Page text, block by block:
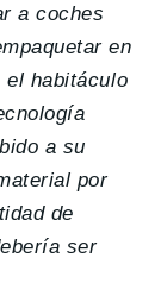
a coches
en
el habitáculo
a su
por
de
ser